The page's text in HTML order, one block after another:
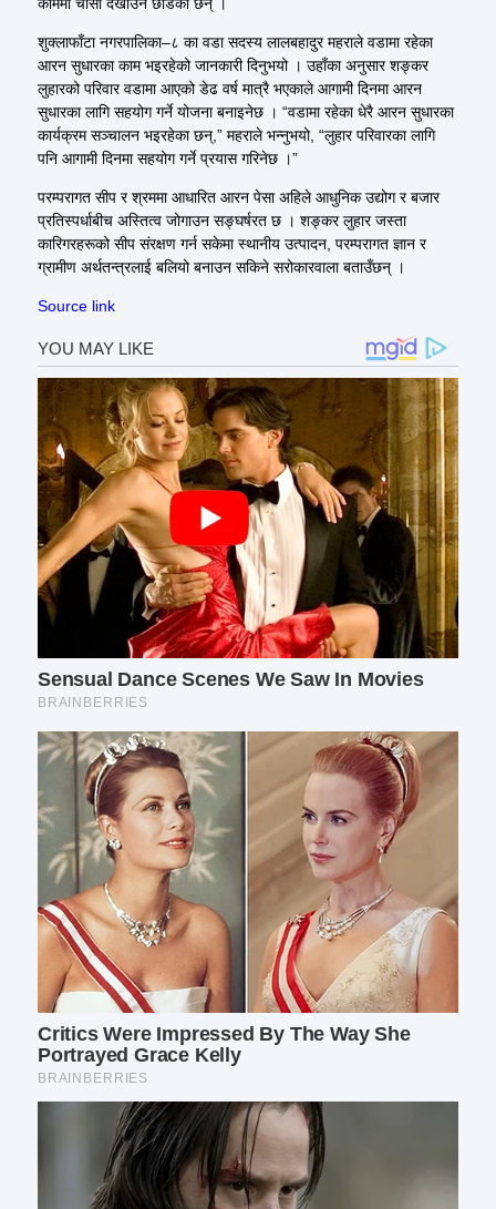
शुक्लाफाँटा नगरपालिका–८ का वडा सदस्य लालबहादुर महराले वडामा रहेका
आरन सुधारका काम भइरहेको जानकारी दिनुभयो । उहाँका अनुसार शङ्कर
लुहारको परिवार वडामा आएको डेढ वर्ष मात्रै भएकाले आगामी दिनमा आरन
सुधारका लागि सहयोग गर्ने योजना बनाइनेछ । “वडामा रहेका धेरै आरन सुधारका
कार्यक्रम सञ्चालन भइरहेका छन्,” महराले भन्नुभयो, “लुहार परिवारका लागि
पनि आगामी दिनमा सहयोग गर्ने प्रयास गरिनेछ ।”
परम्परागत सीप र श्रममा आधारित आरन पेसा अहिले आधुनिक उद्योग र बजार
प्रतिस्पर्धाबीच अस्तित्व जोगाउन सङ्घर्षरत छ । शङ्कर लुहार जस्ता
कारिगरहरूको सीप संरक्षण गर्न सकेमा स्थानीय उत्पादन, परम्परागत ज्ञान र
ग्रामीण अर्थतन्त्रलाई बलियो बनाउन सकिने सरोकारवाला बताउँछन् ।
Source link